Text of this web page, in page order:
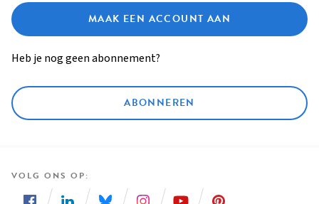
MAAK EEN ACCOUNT AAN
Heb je nog geen abonnement?
ABONNEREN
VOLG ONS OP